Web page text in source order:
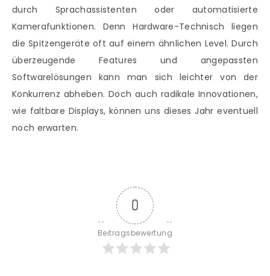
durch Sprachassistenten oder automatisierte
Kamerafunktionen. Denn Hardware-Technisch liegen
die Spitzengeräte oft auf einem ähnlichen Level. Durch
überzeugende Features und angepassten
Softwarelösungen kann man sich leichter von der
Konkurrenz abheben. Doch auch radikale Innovationen,
wie faltbare Displays, können uns dieses Jahr eventuell
noch erwarten.
0
Beitragsbewertung